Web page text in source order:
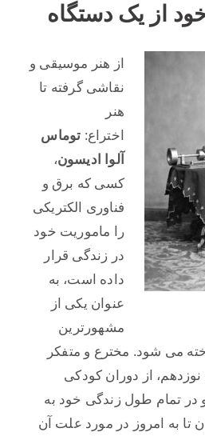
از یک دستگاه
از هنر موسیقی و
نقاشی گرفته تا
هنر
اختراع: توماس
آلوا ادیسون،
کسی که برق و
فناوری الکتریکی
را ماموریت خود
در زندگی قرار
داده است، به
عنوان یکی از
مشهورترین
می شود. مخترع و متفکر
از دوران کودکی
تمام طول زندگی خود به
به امروز در مورد علت آن